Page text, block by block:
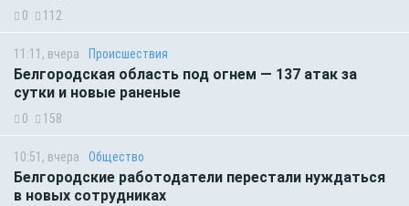
0 112
11:11, вчера Происшествия
Белгородская область под огнем — 137 атак за
сутки и новые раненые
0 158
10:51, вчера Общество
Белгородские работодатели перестали нуждаться
в новых сотрудниках